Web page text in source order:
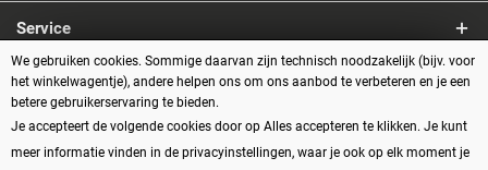
Service
Informatie
Betaalmethoden
We gebruiken cookies. Sommige daarvan zijn technisch noodzakelijk (bijv. voor
het winkelwagentje), andere helpen ons om ons aanbod te verbeteren en je een
betere gebruikerservaring te bieden.
Je accepteert de volgende cookies door op Alles accepteren te klikken. Je kunt
meer informatie vinden in de privacyinstellingen, waar je ook op elk moment je